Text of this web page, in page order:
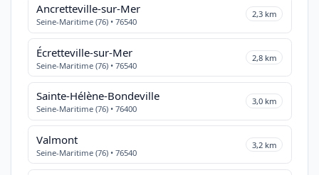
Ancretteville-sur-Mer
Seine-Maritime (76) • 76540
2,3 km
Écretteville-sur-Mer
Seine-Maritime (76) • 76540
2,8 km
Sainte-Hélène-Bondeville
Seine-Maritime (76) • 76400
3,0 km
Valmont
Seine-Maritime (76) • 76540
3,2 km